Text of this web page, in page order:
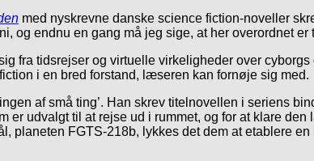
med nyskrevne danske science fiction-noveller
og endnu en gang må jeg sige, at her overordnet
fra tidsrejser og virtuelle virkeligheder over
i en bred forstand, læseren kan fornøje sig med.
af små ting’. Han skrev titelnovellen i seriens
udvalgt til at rejse ud i rummet, og for at klare
planeten FGTS-218b, lykkes det dem at etablere